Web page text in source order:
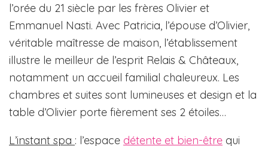
l’orée du 21 siècle par les frères Olivier et
Emmanuel Nasti. Avec Patricia, l’épouse d’Olivier,
véritable maîtresse de maison, l’établissement
illustre le meilleur de l’esprit Relais & Châteaux,
notamment un accueil familial chaleureux. Les
chambres et suites sont lumineuses et design et la
table d’Olivier porte fièrement ses 2 étoiles…
L’instant spa : l’espace détente et bien-être qui